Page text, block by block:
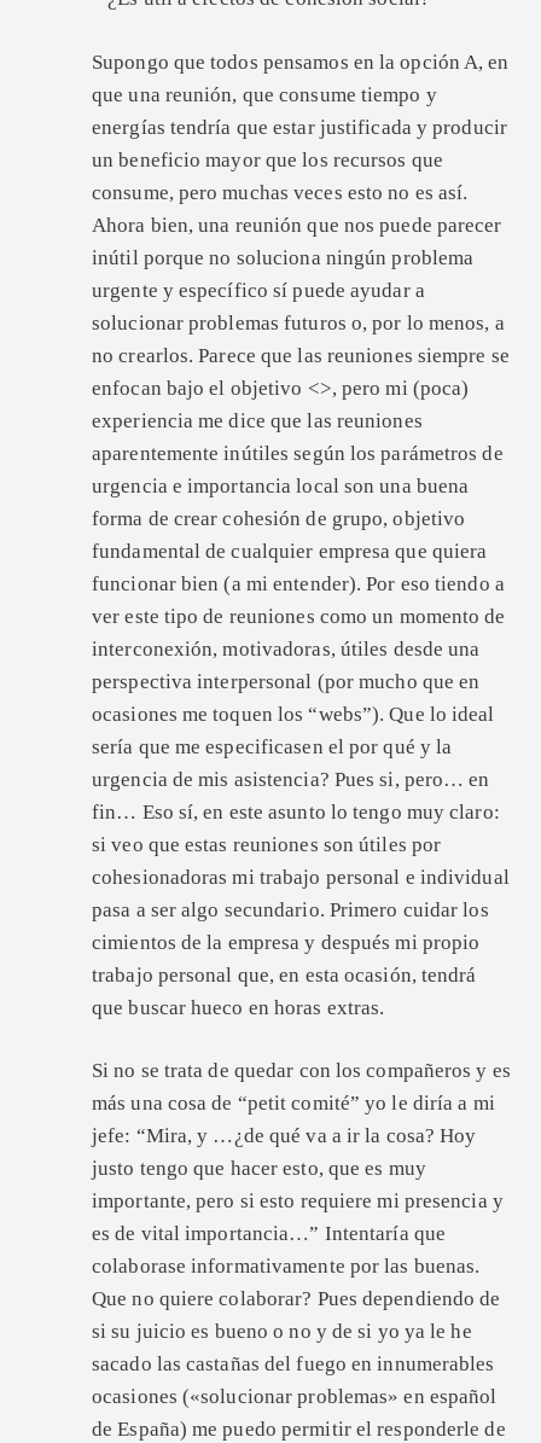
Supongo que todos pensamos en la opción A, en
que una reunión, que consume tiempo y
energías tendría que estar justificada y producir
un beneficio mayor que los recursos que
consume, pero muchas veces esto no es así.
Ahora bien, una reunión que nos puede parecer
inútil porque no soluciona ningún problema
urgente y específico sí puede ayudar a
solucionar problemas futuros o, por lo menos, a
no crearlos. Parece que las reuniones siempre se
enfocan bajo el objetivo <>, pero mi (poca)
experiencia me dice que las reuniones
aparentemente inútiles según los parámetros de
urgencia e importancia local son una buena
forma de crear cohesión de grupo, objetivo
fundamental de cualquier empresa que quiera
funcionar bien (a mi entender). Por eso tiendo a
ver este tipo de reuniones como un momento de
interconexión, motivadoras, útiles desde una
perspectiva interpersonal (por mucho que en
ocasiones me toquen los “webs”). Que lo ideal
sería que me especificasen el por qué y la
urgencia de mis asistencia? Pues si, pero… en
fin… Eso sí, en este asunto lo tengo muy claro:
si veo que estas reuniones son útiles por
cohesionadoras mi trabajo personal e individual
pasa a ser algo secundario. Primero cuidar los
cimientos de la empresa y después mi propio
trabajo personal que, en esta ocasión, tendrá
que buscar hueco en horas extras.
Si no se trata de quedar con los compañeros y es
más una cosa de “petit comité” yo le diría a mi
jefe: “Mira, y …¿de qué va a ir la cosa? Hoy
justo tengo que hacer esto, que es muy
importante, pero si esto requiere mi presencia y
es de vital importancia…” Intentaría que
colaborase informativamente por las buenas.
Que no quiere colaborar? Pues dependiendo de
si su juicio es bueno o no y de si yo ya le he
sacado las castañas del fuego en innumerables
ocasiones («solucionar problemas» en español
de España) me puedo permitir el responderle de